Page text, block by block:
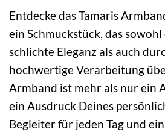
Entdecke das Tamaris
ein Schmuckstück, das
schlichte Eleganz als auch
hochwertige Verarbeitung
Armband ist mehr als nur ein
ein Ausdruck Deines
Begleiter für jeden Tag und